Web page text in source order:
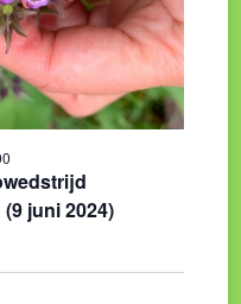
juni 2024)